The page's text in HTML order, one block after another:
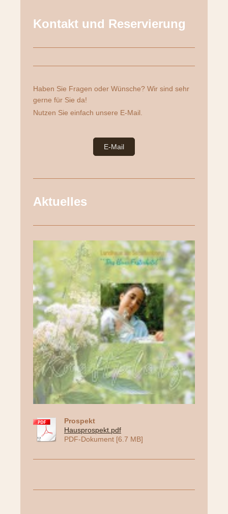
Kontakt und Reservierung
Haben Sie Fragen oder Wünsche? Wir sind sehr
gerne für Sie da!
Nutzen Sie einfach unsere E-Mail.
E-Mail
Aktuelles
Prospekt
Hausprospekt.pdf
PDF-Dokument [6.7 MB]